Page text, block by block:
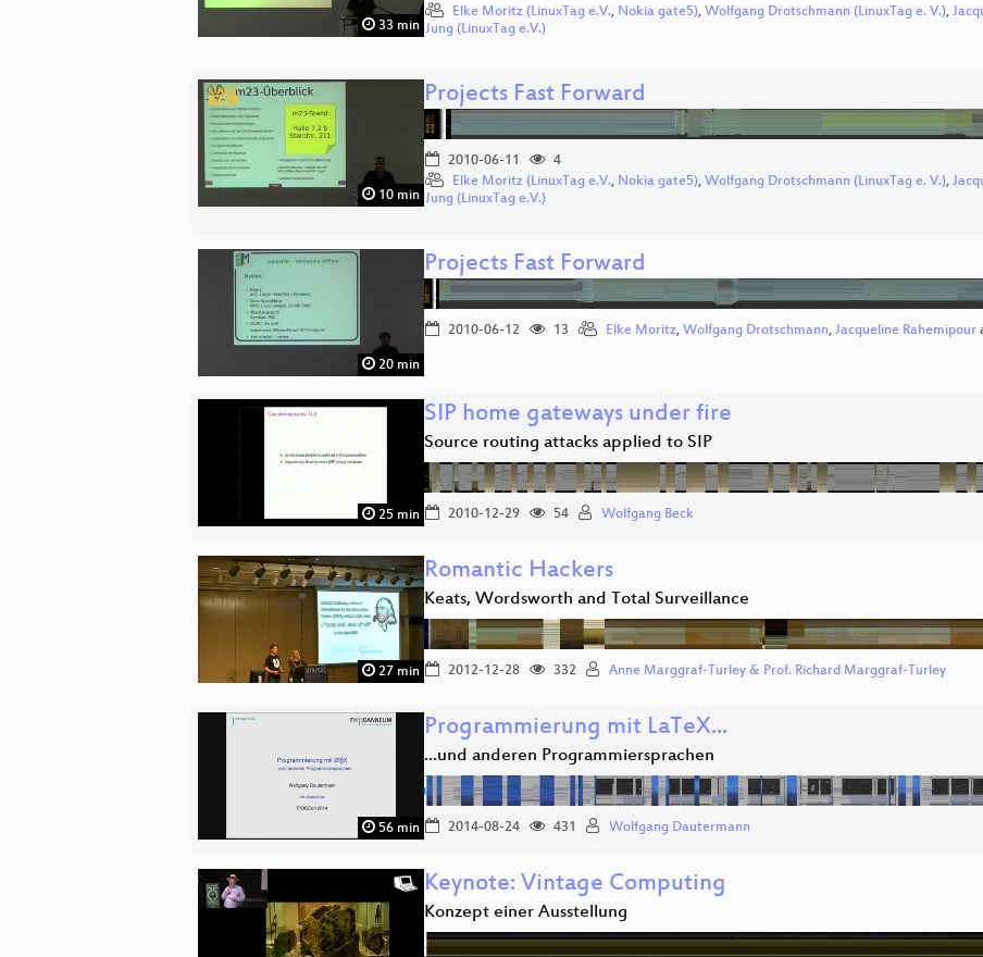
33 min
Elke Moritz (LinuxTag e.V., Nokia gate5), Wolfgang Drotschmann (LinuxTag e. V.),
Jung (LinuxTag e.V.)
10 min
Projects Fast Forward
2010-06-11
4
Elke Moritz (LinuxTag e.V., Nokia gate5), Wolfgang Drotschmann (LinuxTag e. V.),
Jung (LinuxTag e.V.)
20 min
Projects Fast Forward
2010-06-12 13 Elke Moritz, Wolfgang Drotschmann, Jacqueline Rahemipour
25 min
SIP home gateways under fire
Source routing attacks applied to SIP
2010-12-29 54 Wolfgang Beck
27 min
Romantic Hackers
Keats, Wordsworth and Total Surveillance
2012-12-28 332 Anne Marggraf-Turley & Prof. Richard Marggraf-Turley
56 min
Programmierung mit LaTeX...
...und anderen Programmiersprachen
2014-08-24 431 Wolfgang Dautermann
Keynote: Vintage Computing
Konzept einer Ausstellung